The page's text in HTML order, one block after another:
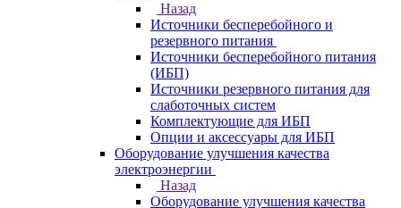
Назад
Источники бесперебойного и
резервного питания
Источники бесперебойного питания
(ИБП)
Источники резервного питания для
слаботочных систем
Комплектующие для ИБП
Опции и аксессуары для ИБП
Оборудование улучшения качества
электроэнергии
Назад
Оборудование улучшения качества